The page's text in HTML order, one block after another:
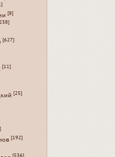
[8]
[627]
[11]
[25]
[192]
[536]